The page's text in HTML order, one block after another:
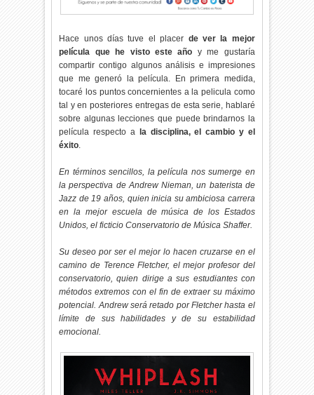
Hace unos días tuve el placer de ver la mejor
película que he visto este año y me gustaría
compartir contigo algunos análisis e impresiones
que me generó la película. En primera medida,
tocaré los puntos concernientes a la pelicula como
tal y en posteriores entregas de esta serie, hablaré
sobre algunas lecciones que puede brindarnos la
película respecto a la disciplina, el cambio y el
éxito.
En términos sencillos, la película nos sumerge en
la perspectiva de Andrew Nieman, un baterista de
Jazz de 19 años, quien inicia su ambiciosa carrera
en la mejor escuela de música de los Estados
Unidos, el ficticio Conservatorio de Música Shaffer.
Su deseo por ser el mejor lo hacen cruzarse en el
camino de Terence Fletcher, el mejor profesor del
conservatorio, quien dirige a sus estudiantes con
métodos extremos con el fin de extraer su máximo
potencial. Andrew será retado por Fletcher hasta el
límite de sus habilidades y de su estabilidad
emocional.